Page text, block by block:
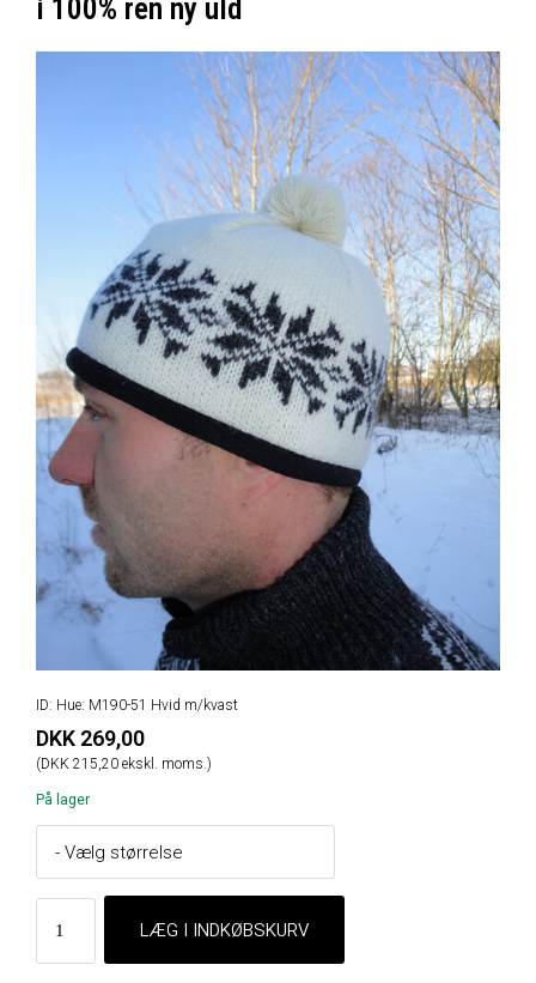
i 100% ren ny uld
ID: Hue: M190-51 Hvid m/kvast
DKK 269,00
(DKK 215,20 ekskl. moms.)
På lager